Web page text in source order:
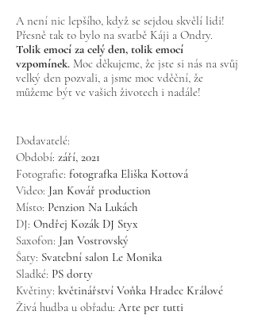
A není nic lepšího, když se sejdou skvělí lidi!
Přesně tak to bylo na svatbě Káji a Ondry.
Tolik emocí za celý den, tolik emocí
vzpomínek. Moc děkujeme, že jste si nás na svůj
velký den pozvali, a jsme moc vděční, že
můžeme být ve vašich životech i nadále!
Dodavatelé:
Období: září, 2021
Fotografie: fotografka Eliška Kottová
Video: Jan Kovář production
Místo: Penzion Na Lukách
DJ: Ondřej Kozák DJ Styx
Saxofon: Jan Vostrovský
Šaty: Svatební salon Le Monika
Sladké: PS dorty
Květiny: květinářství Voňka Hradec Králové
Živá hudba u obřadu: Arte per tutti